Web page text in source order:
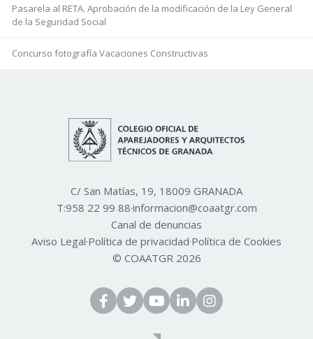
Pasarela al RETA. Aprobación de la modificación de la Ley General
de la Seguridad Social
Concurso fotografía Vacaciones Constructivas
C/ San Matías, 19, 18009 GRANADA
T:958 22 99 88·informacion@coaatgr.com
Canal de denuncias
Aviso Legal·Política de privacidad·Política de Cookies
© COAATGR 2026